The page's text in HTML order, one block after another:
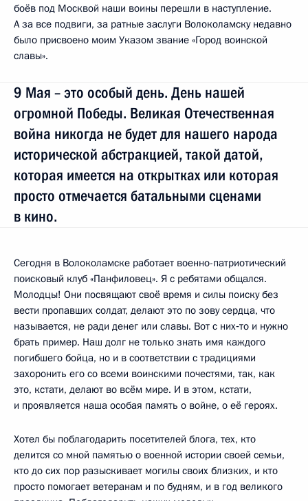
боёв под Москвой наши воины перешли в наступление.
А за все подвиги, за ратные заслуги Волоколамску недавно
было присвоено моим Указом звание «Город воинской
славы».
9 Мая – это особый день. День нашей
огромной Победы. Великая Отечественная
война никогда не будет для нашего народа
исторической абстракцией, такой датой,
которая имеется на открытках или которая
просто отмечается батальными сценами
в кино.
Сегодня в Волоколамске работает военно-патриотический
поисковый клуб «Панфиловец». Я с ребятами общался.
Молодцы! Они посвящают своё время и силы поиску без
вести пропавших солдат, делают это по зову сердца, что
называется, не ради денег или славы. Вот с них‑то и нужно
брать пример. Наш долг не только знать имя каждого
погибшего бойца, но и в соответствии с традициями
захоронить его со всеми воинскими почестями, так, как
это, кстати, делают во всём мире. И в этом, кстати,
и проявляется наша особая память о войне, о её героях.
Хотел бы поблагодарить посетителей блога, тех, кто
делится со мной памятью о военной истории своей семьи,
кто до сих пор разыскивает могилы своих близких, и кто
просто помогает ветеранам и по будням, и в год великого